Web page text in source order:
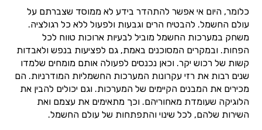
כלומר, היום אי אפשר להתהדר בידע לא ממוסד שצברתם על
עולם החשמל. להבטיח הרים וגבעות ולפעול ללא כל רגולציה.
משחק במערכות החשמל מוביל לבעיות ארוכות טווח לכל
הפחות. ובמקרים המסוכנים באמת, גם לפציעות בנפש ולאבדות
קשות של רכוש יקר. וכאן נכנסים לפעולה אותם מומחים שלמדו
שנים רבות את רזי עקרונות המערכות החשמליות המודרניות. הם
מכירים את המבנים הקיימים של המערכות. וגם יכולים להבין את
הלוגיקה שעומדת מאחוריהם. וכך מתאימים את עצמם ואת
השירות שלהם, לכל שינוי והתפתחות של עולם החשמל.